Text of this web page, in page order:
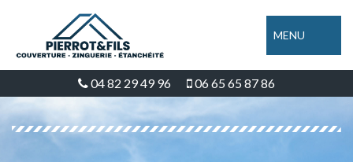
MENU
04 82 29 49 96 06 65 65 87 86